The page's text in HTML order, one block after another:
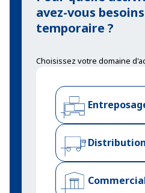
avez-vous
temporaire ?
Choisissez votre domaine
Distribution